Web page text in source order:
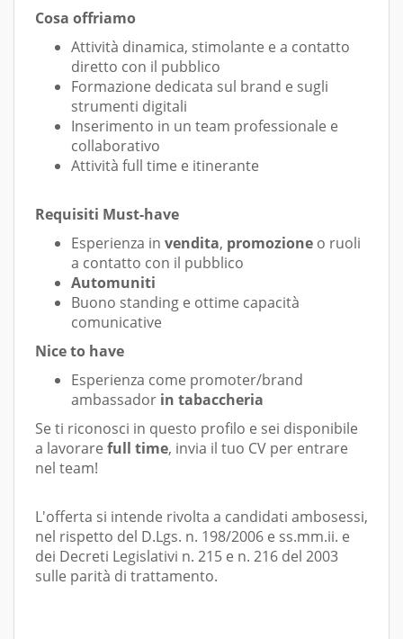
Cosa offriamo
Attività dinamica, stimolante e a contatto
diretto con il pubblico
Formazione dedicata sul brand e sugli
strumenti digitali
Inserimento in un team professionale e
collaborativo
Attività full time e itinerante
Requisiti Must-have
Esperienza in vendita, promozione o ruoli
a contatto con il pubblico
Automuniti
Buono standing e ottime capacità
comunicative
Nice to have
Esperienza come promoter/brand
ambassador in tabaccheria
Se ti riconosci in questo profilo e sei disponibile
a lavorare full time, invia il tuo CV per entrare
nel team!
L'offerta si intende rivolta a candidati ambosessi,
nel rispetto del D.Lgs. n. 198/2006 e ss.mm.ii. e
dei Decreti Legislativi n. 215 e n. 216 del 2003
sulle parità di trattamento.